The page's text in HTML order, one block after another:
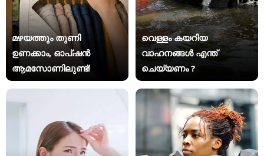
മഴയത്തും തുണി
ഉണക്കാം, ഓപ്ഷൻ
ആമസോണിലുണ്ട്!
വെള്ളം കയറിയ
വാഹനങ്ങൾ എന്ത്
ചെയ്യണം ?